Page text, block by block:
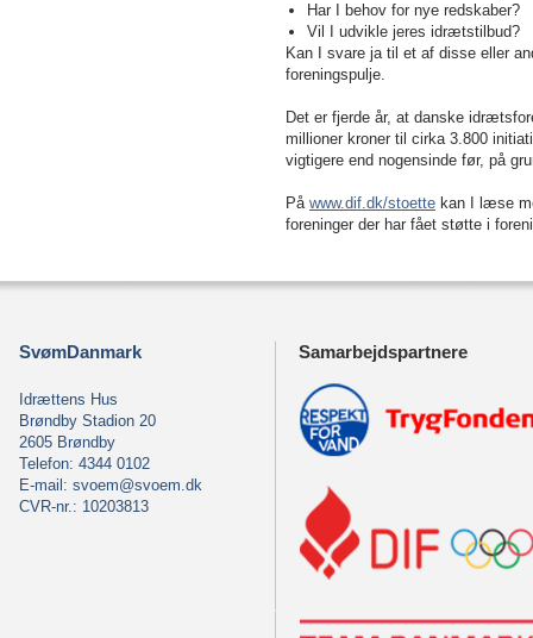
Har I behov for nye redskaber?
Vil I udvikle jeres idrætstilbud?
Kan I svare ja til et af disse eller
foreningspulje.
Det er fjerde år, at danske
millioner kroner til cirka 3.800
vigtigere end nogensinde før, på
På www.dif.dk/stoette kan I læse
foreninger der har fået støtte i
SvømDanmark
Idrættens Hus
Brøndby Stadion 20
2605 Brøndby
Telefon: 4344 0102
E-mail: svoem@svoem.dk
CVR-nr.: 10203813
Samarbejdspartnere